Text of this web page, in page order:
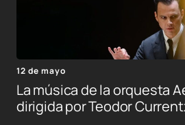
12 de mayo
La música de la orquesta
dirigida por Teodor